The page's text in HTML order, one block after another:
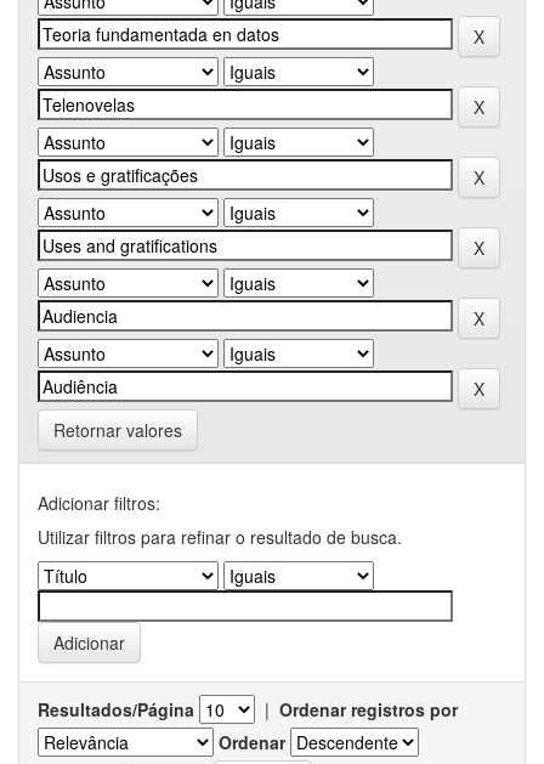
Retornar valores
Adicionar filtros:
Utilizar filtros para refinar o resultado de busca.
Resultados/Página | Ordenar registros por
Ordenar